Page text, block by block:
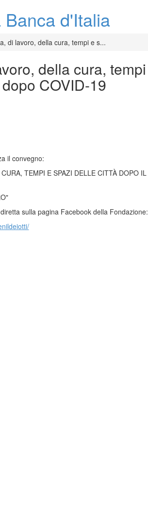
d'Italia
di lavoro, della cura, tempi e s...
della cura, tempi
COVID-19
il convegno:
TEMPI E SPAZI DELLE CITTÀ DOPO IL
sulla pagina Facebook della Fondazione: